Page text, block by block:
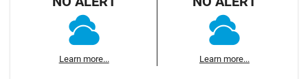
Learn more... Learn more...